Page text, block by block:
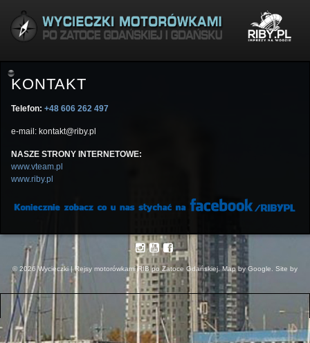
KONTAKT
Telefon: +48 606 262 497
e-mail: kontakt@riby.pl
NASZE STRONY INTERNETOWE:
www.vteam.pl
www.riby.pl
© 2026 Wycieczki | Rejsy motorówkami RIB po Zatoce Gdańskiej. Map by Google. Site by